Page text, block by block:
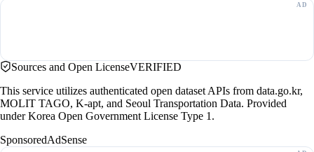
Sources and Open LicenseVERIFIED
This service utilizes authenticated open dataset APIs from data.go.kr,
MOLIT TAGO, K-apt, and Seoul Transportation Data. Provided
under Korea Open Government License Type 1.
SponsoredAdSense